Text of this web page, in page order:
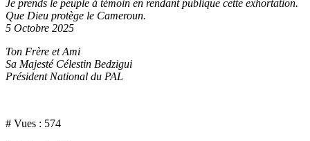
Je prends le peuple à témoin en rendant publique cette exhortation.
Que Dieu protège le Cameroun.
5 Octobre 2025
Ton Frère et Ami
Sa Majesté Célestin Bedzigui
Président National du PAL
# Vues : 574